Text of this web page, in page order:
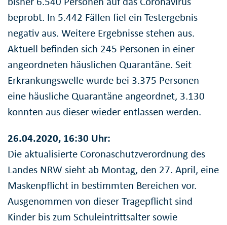
beprobt. In 5.442 Fällen fiel ein Testergebnis
negativ aus. Weitere Ergebnisse stehen aus.
Aktuell befinden sich 245 Personen in einer
angeordneten häuslichen Quarantäne. Seit
Erkrankungswelle wurde bei 3.375 Personen
eine häusliche Quarantäne angeordnet, 3.130
konnten aus dieser wieder entlassen werden.
26.04.2020, 16:30 Uhr:
Die aktualisierte Coronaschutzverordnung des
Landes NRW sieht ab Montag, den 27. April, eine
Maskenpflicht in bestimmten Bereichen vor.
Ausgenommen von dieser Tragepflicht sind
Kinder bis zum Schuleintrittsalter sowie